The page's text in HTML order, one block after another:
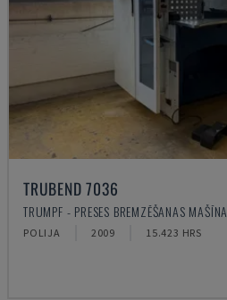
TRUBEND 7036
TRUMPF - PRESES BREMZĒŠANAS MAŠĪNA
POLIJA 2009 15.423 HRS